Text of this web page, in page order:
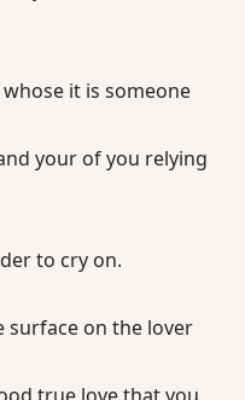
it is someone
your of you relying
to cry on.
surface on the lover